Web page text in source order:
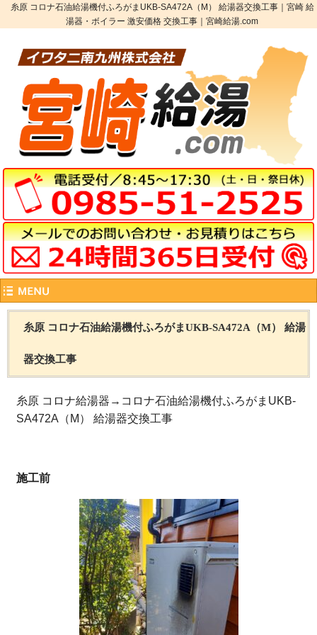
糸原 コロナ石油給湯機付ふろがまUKB-SA472A（M） 給湯器交換工事｜宮崎 給
湯器・ボイラー 激安価格 交換工事｜宮崎給湯.com
糸原 コロナ石油給湯機付ふろがまUKB-SA472A（M） 給湯
器交換工事
糸原 コロナ給湯器→コロナ石油給湯機付ふろがまUKB-
SA472A（M） 給湯器交換工事
施工前